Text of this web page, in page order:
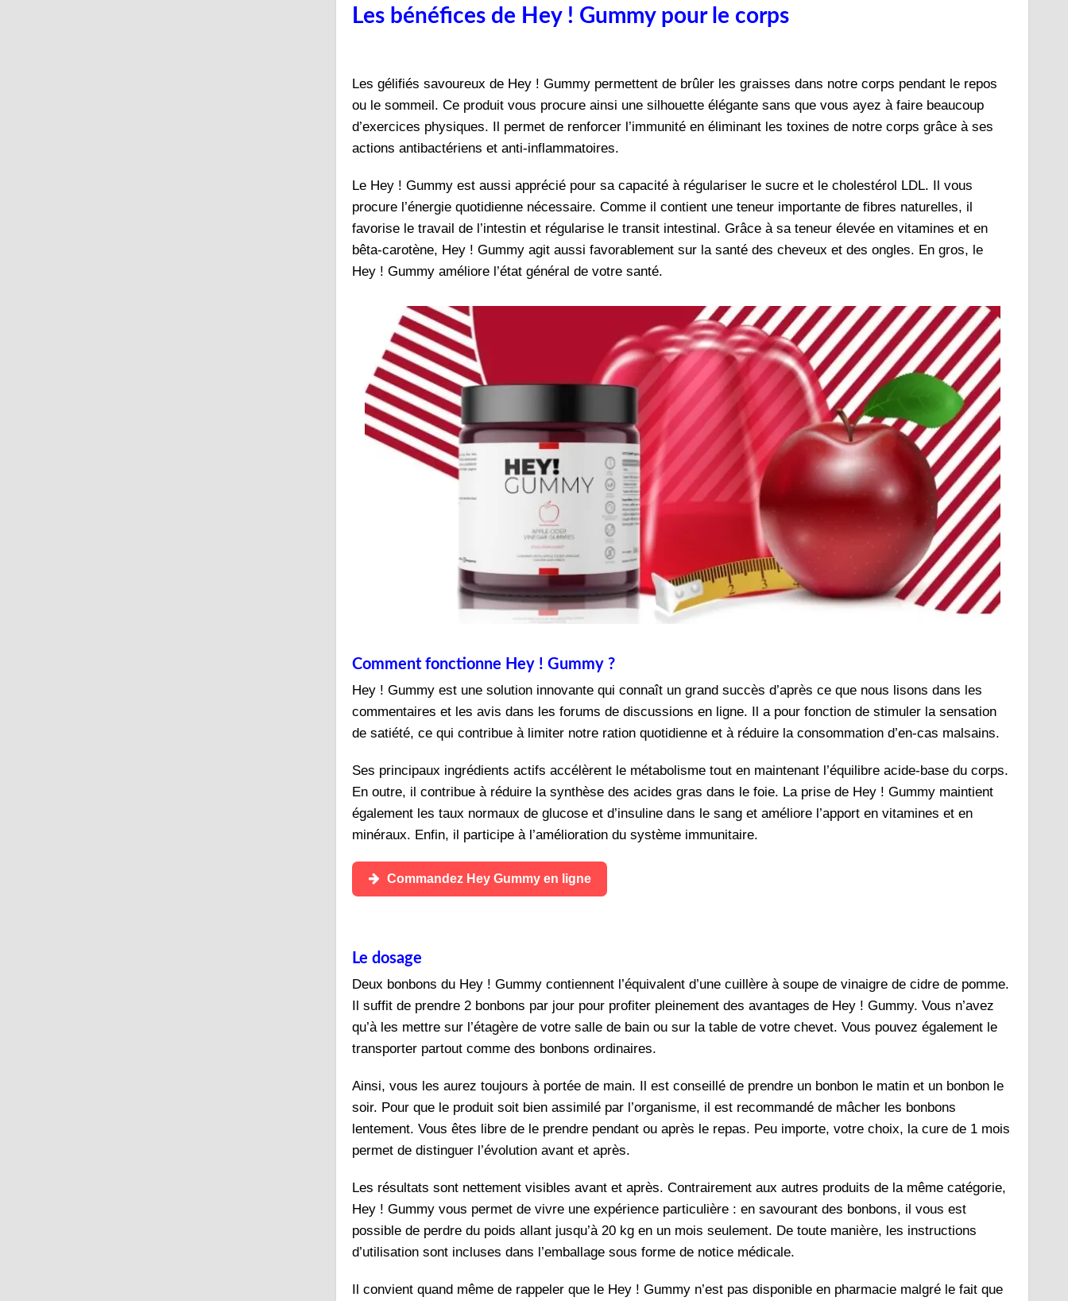
Les bénéfices de Hey ! Gummy pour le corps
Les gélifiés savoureux de Hey ! Gummy permettent de brûler les graisses dans notre corps pendant le repos
ou le sommeil. Ce produit vous procure ainsi une silhouette élégante sans que vous ayez à faire beaucoup
d’exercices physiques. Il permet de renforcer l’immunité en éliminant les toxines de notre corps grâce à ses
actions antibactériens et anti-inflammatoires.
Le Hey ! Gummy est aussi apprécié pour sa capacité à régulariser le sucre et le cholestérol LDL. Il vous
procure l’énergie quotidienne nécessaire. Comme il contient une teneur importante de fibres naturelles, il
favorise le travail de l’intestin et régularise le transit intestinal. Grâce à sa teneur élevée en vitamines et en
bêta-carotène, Hey ! Gummy agit aussi favorablement sur la santé des cheveux et des ongles. En gros, le
Hey ! Gummy améliore l’état général de votre santé.
Comment fonctionne Hey ! Gummy ?
Hey ! Gummy est une solution innovante qui connaît un grand succès d’après ce que nous lisons dans les
commentaires et les avis dans les forums de discussions en ligne. Il a pour fonction de stimuler la sensation
de satiété, ce qui contribue à limiter notre ration quotidienne et à réduire la consommation d’en-cas malsains.
Ses principaux ingrédients actifs accélèrent le métabolisme tout en maintenant l’équilibre acide-base du corps.
En outre, il contribue à réduire la synthèse des acides gras dans le foie. La prise de Hey ! Gummy maintient
également les taux normaux de glucose et d’insuline dans le sang et améliore l’apport en vitamines et en
minéraux. Enfin, il participe à l’amélioration du système immunitaire.
Commandez Hey Gummy en ligne
Le dosage
Deux bonbons du Hey ! Gummy contiennent l’équivalent d’une cuillère à soupe de vinaigre de cidre de pomme.
Il suffit de prendre 2 bonbons par jour pour profiter pleinement des avantages de Hey ! Gummy. Vous n’avez
qu’à les mettre sur l’étagère de votre salle de bain ou sur la table de votre chevet. Vous pouvez également le
transporter partout comme des bonbons ordinaires.
Ainsi, vous les aurez toujours à portée de main. Il est conseillé de prendre un bonbon le matin et un bonbon le
soir. Pour que le produit soit bien assimilé par l’organisme, il est recommandé de mâcher les bonbons
lentement. Vous êtes libre de le prendre pendant ou après le repas. Peu importe, votre choix, la cure de 1 mois
permet de distinguer l’évolution avant et après.
Les résultats sont nettement visibles avant et après. Contrairement aux autres produits de la même catégorie,
Hey ! Gummy vous permet de vivre une expérience particulière : en savourant des bonbons, il vous est
possible de perdre du poids allant jusqu’à 20 kg en un mois seulement. De toute manière, les instructions
d’utilisation sont incluses dans l’emballage sous forme de notice médicale.
Il convient quand même de rappeler que le Hey ! Gummy n’est pas disponible en pharmacie malgré le fait que